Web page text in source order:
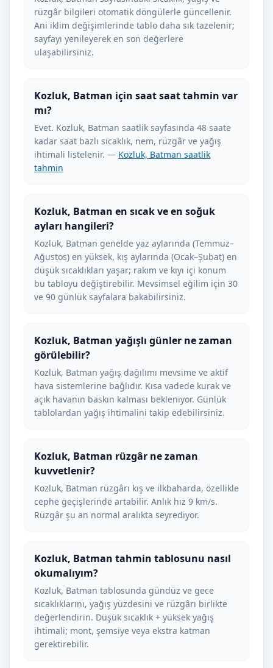
rüzgâr bilgileri otomatik döngülerle güncellenir.
Ani iklim değişimlerinde tablo daha sık tazelenir;
sayfayı yenileyerek en son değerlere
ulaşabilirsiniz.
Kozluk, Batman için saat saat tahmin var
mı?
Evet. Kozluk, Batman saatlik sayfasında 48 saate
kadar saat bazlı sıcaklık, nem, rüzgâr ve yağış
ihtimali listelenir. — Kozluk, Batman saatlik
tahmin
Kozluk, Batman en sıcak ve en soğuk
ayları hangileri?
Kozluk, Batman genelde yaz aylarında (Temmuz–
Ağustos) en yüksek, kış aylarında (Ocak–Şubat) en
düşük sıcaklıkları yaşar; rakım ve kıyı içi konum
bu tabloyu değiştirebilir. Mevsimsel eğilim için 30
ve 90 günlük sayfalara bakabilirsiniz.
Kozluk, Batman yağışlı günler ne zaman
görülebilir?
Kozluk, Batman yağış dağılımı mevsime ve aktif
hava sistemlerine bağlıdır. Kısa vadede kurak ve
açık havanın baskın kalması bekleniyor. Günlük
tablolardan yağış ihtimalini takip edebilirsiniz.
Kozluk, Batman rüzgâr ne zaman
kuvvetlenir?
Kozluk, Batman rüzgârı kış ve ilkbaharda, özellikle
cephe geçişlerinde artabilir. Anlık hız 9 km/s.
Rüzgâr şu an normal aralıkta seyrediyor.
Kozluk, Batman tahmin tablosunu nasıl
okumalıyım?
Kozluk, Batman tablosunda gündüz ve gece
sıcaklıklarını, yağış yüzdesini ve rüzgârı birlikte
değerlendirin. Düşük sıcaklık + yüksek yağış
ihtimali; mont, şemsiye veya ekstra katman
gerektirebilir.